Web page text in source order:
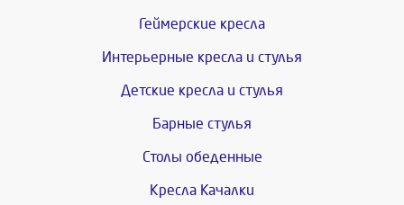
Геймерские кресла
Интерьерные кресла и стулья
Детские кресла и стулья
Барные стулья
Столы обеденные
Кресла Качалки